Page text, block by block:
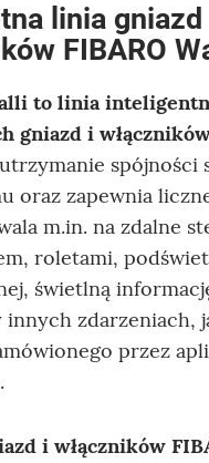
linia gniazd
FIBARO
to linia
gniazd i
spójności
oraz zapewnia
m.in. na zdalne
roletami,
świetlną
zdarzeniach,
przez
i włączników